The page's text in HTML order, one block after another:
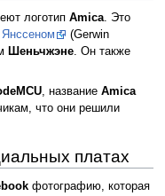
логотип Amica. Это
Янссеном
(Gerwin
Шеньчжэне. Он также
, название Amica
что они решили
платах
фотографию, которая